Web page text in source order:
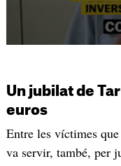
Un jubilat de
euros
Entre les víctimes
va servir, també, per